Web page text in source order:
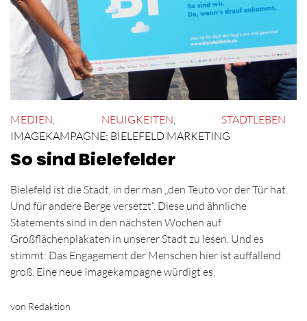
MEDIEN NEUIGKEITEN
STADTLEBEN
IMAGEKAMPAGNE; BIELEFELD MARKETING
So sind Bielefelder
Bielefeld ist die Stadt, in der man „den Teuto vor der Tür hat.
Und für andere Berge versetzt“. Diese und ähnliche
Statements sind in den nächsten Wochen auf
Großflächenplakaten in unserer Stadt zu lesen. Und es
stimmt: Das Engagement der Menschen hier ist auffallend
groß. Eine neue Imagekampagne würdigt es.
von Redaktion